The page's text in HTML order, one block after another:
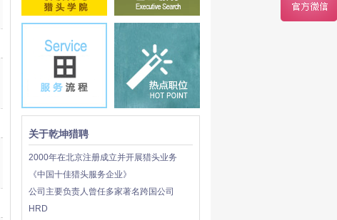
关于乾坤猎聘
2000年在北京注册成立并开展猎头业务
《中国十佳猎头服务企业》
公司主要负责人曾任多家著名跨国公司
HRD